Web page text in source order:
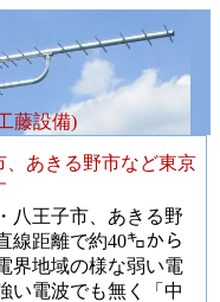
藤設備)
あきる野市など東京
八王子市、あきる野
線距離で約40㌔から
界地域の様な弱い電
い電波でも無く「中